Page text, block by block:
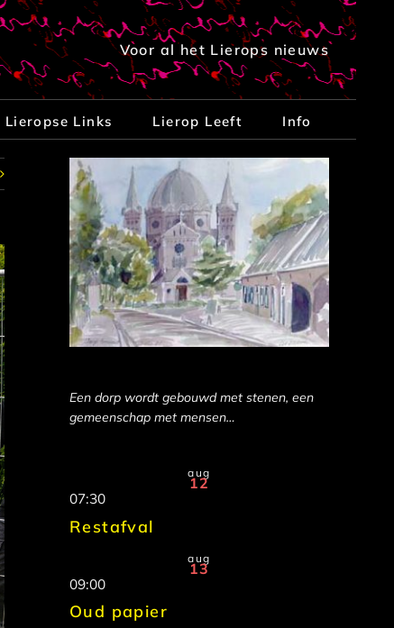
Voor al het Lierops nieuws
Lieropse Links Lierop Leeft Info
Een dorp wordt gebouwd met stenen, een
gemeenschap met mensen…
aug
12
07:30
Restafval
aug
13
09:00
Oud papier